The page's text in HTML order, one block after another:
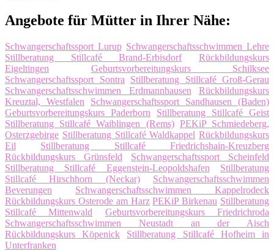
Angebote für Mütter in Ihrer Nähe:
Schwangerschaftssport Lurup Schwangerschaftsschwimmen Lehre
Stillberatung Stillcafé Brand-Erbisdorf
Rückbildungskurs
Eigeltingen
Geburtsvorbereitungskurs Schilksee
Schwangerschaftssport Sontra
Stillberatung Stillcafé Groß-Gerau
Schwangerschaftsschwimmen Erdmannhausen
Rückbildungskurs
Kreuztal, Westfalen
Schwangerschaftssport Sandhausen (Baden)
Geburtsvorbereitungskurs Paderborn
Stillberatung Stillcafé Geist
Stillberatung Stillcafé Waiblingen (Rems) PEKiP Schmiedeberg,
Osterzgebirge Stillberatung Stillcafé Waldkappel Rückbildungskurs
Eil
Stillberatung Stillcafé Friedrichshain-Kreuzberg
Rückbildungskurs Grünsfeld
Schwangerschaftssport Scheinfeld
Stillberatung Stillcafé Eggenstein-Leopoldshafen
Stillberatung
Stillcafé Hirschhorn (Neckar)
Schwangerschaftsschwimmen
Beverungen
Schwangerschaftsschwimmen Kappelrodeck
Rückbildungskurs Osterode am Harz PEKiP Birkenau Stillberatung
Stillcafé Mittenwald
Geburtsvorbereitungskurs Friedrichroda
Schwangerschaftsschwimmen Neustadt an der Aisch
Rückbildungskurs Köpenick
Stillberatung Stillcafé Hofheim in
Unterfranken